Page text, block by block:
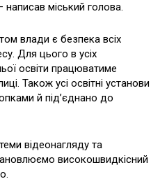
міський голова.
влади є безпека всіх
Для цього в усіх
освіти працюватиме
Також усі освітні установи
й під’єднано до
відеонагляду та
високошвидкісний